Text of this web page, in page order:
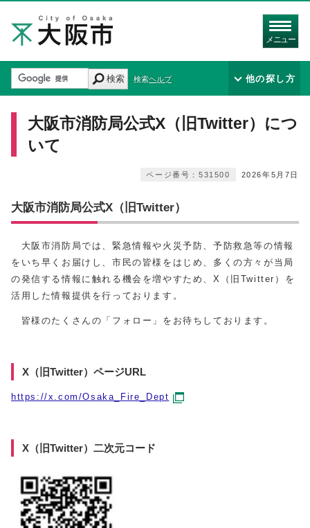
メニュー
検索 検索ヘルプ 他の探し方
大阪市消防局公式X（旧Twitter）につ
いて
2026年5月7日
ページ番号：531500
大阪市消防局公式X（旧Twitter）
大阪市消防局では、緊急情報や火災予防、予防救急等の情報
をいち早くお届けし、市民の皆様をはじめ、多くの方々が当局
の発信する情報に触れる機会を増やすため、X（旧Twitter）を
活用した情報提供を行っております。
皆様のたくさんの「フォロー」をお待ちしております。
X（旧Twitter）ページURL
https://x.com/Osaka_Fire_Dept
X（旧Twitter）二次元コード